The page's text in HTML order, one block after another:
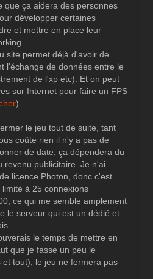
que ça aidera des personnes
développer certaines
et mettre en place leur
site permet déjà d'avoir de
l'échange de données entre le
de l'xp etc). Et on peut
sur Internet pour faire un FPS
)...
le jeu tout de suite, tant
coûte rien il n'y a pas de
de date, ça dépendera du
revenu publicitaire. Je n'ai
licence Photon, donc c'est
à 25 connexions
ce qui me semble amplement
le serveur qui est un dédié et
le temps de mettre en
que je fasse un peu le
tout), le jeu ne fermera pas